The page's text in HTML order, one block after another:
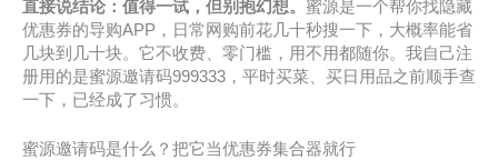
直接说结论：值得一试，但别抱幻想。 蜜源是一个帮你找隐藏
优惠券的导购APP，日常网购前花几十秒搜一下，大概率能省
几块到几十块。它不收费、零门槛，用不用都随你。我自己注
册用的是蜜源邀请码999333，平时买菜、买日用品之前顺手查
一下，已经成了习惯。
蜜源邀请码是什么？把它当优惠券集合器就行